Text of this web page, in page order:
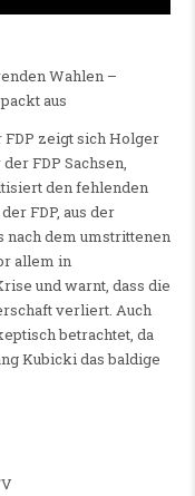
Wahlen –
aus
zeigt sich Holger
FDP Sachsen,
den fehlenden
FDP, aus der
nach dem umstrittenen
allem in
und warnt, dass die
verliert. Auch
betrachtet, da
Kubicki das baldige